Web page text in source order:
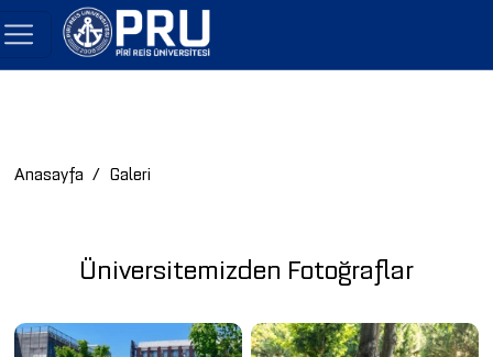
Anasayfa Galeri
Üniversitemizden Fotoğraflar